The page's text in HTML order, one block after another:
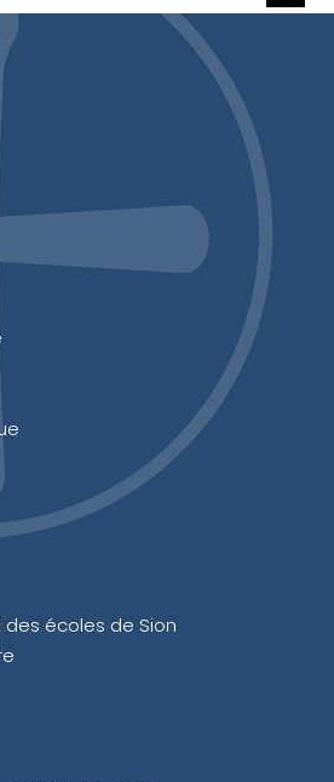
des écoles de Sion